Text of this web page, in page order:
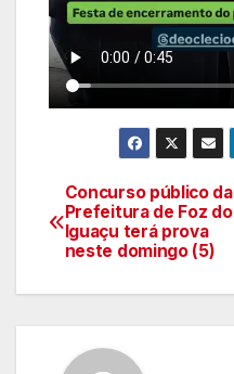
Navegação
de
artigos
Concurso público da
Prefeitura de Foz do
Iguaçu terá prova
neste domingo (5)